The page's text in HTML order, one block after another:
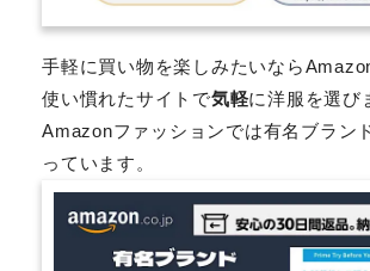
手軽に買い物を楽しみたいなら
使い慣れたサイトで気軽に洋服を選び
Amazonファッションでは有名ブラン
っています。